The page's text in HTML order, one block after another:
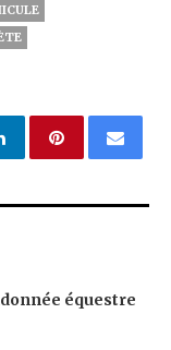
équestre